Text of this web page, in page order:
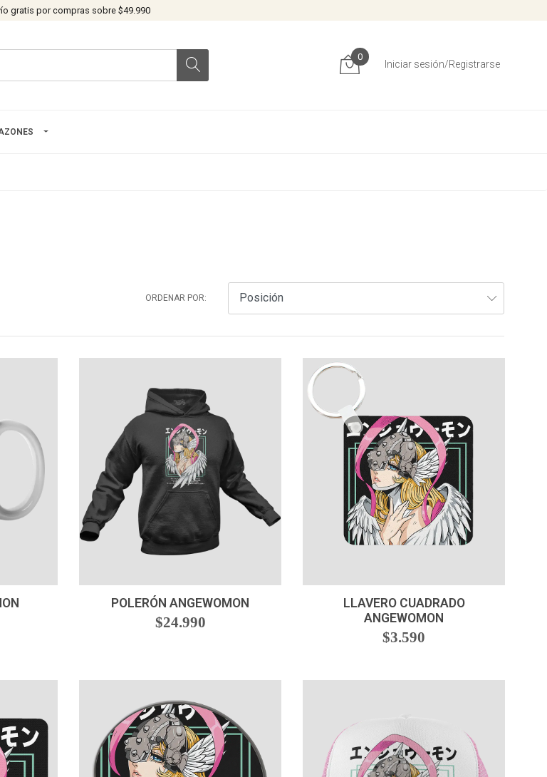
gratis por compras sobre $49.990
0
Iniciar sesión/Registrarse
ORDENAR POR:
POLERÓN ANGEWOMON
$24.990
LLAVERO CUADRADO
ANGEWOMON
$3.590